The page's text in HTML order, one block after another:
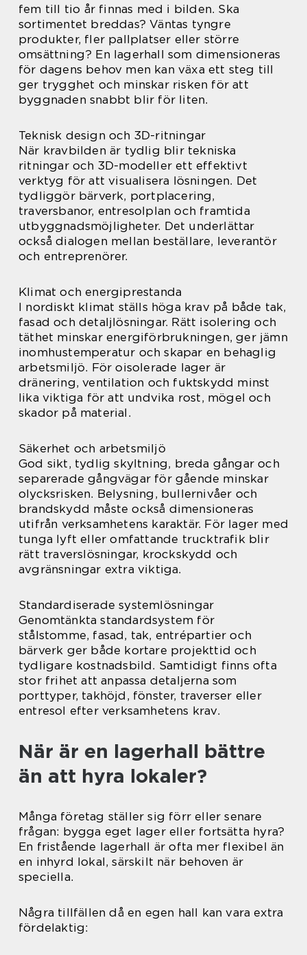
fem till tio år finnas med i bilden. Ska
sortimentet breddas? Väntas tyngre
produkter, fler pallplatser eller större
omsättning? En lagerhall som dimensioneras
för dagens behov men kan växa ett steg till
ger trygghet och minskar risken för att
byggnaden snabbt blir för liten.
Teknisk design och 3D-ritningar
När kravbilden är tydlig blir tekniska
ritningar och 3D-modeller ett effektivt
verktyg för att visualisera lösningen. Det
tydliggör bärverk, portplacering,
traversbanor, entresolplan och framtida
utbyggnadsmöjligheter. Det underlättar
också dialogen mellan beställare, leverantör
och entreprenörer.
Klimat och energiprestanda
I nordiskt klimat ställs höga krav på både tak,
fasad och detaljlösningar. Rätt isolering och
täthet minskar energiförbrukningen, ger jämn
inomhustemperatur och skapar en behaglig
arbetsmiljö. För oisolerade lager är
dränering, ventilation och fuktskydd minst
lika viktiga för att undvika rost, mögel och
skador på material.
Säkerhet och arbetsmiljö
God sikt, tydlig skyltning, breda gångar och
separerade gångvägar för gående minskar
olycksrisken. Belysning, bullernivåer och
brandskydd måste också dimensioneras
utifrån verksamhetens karaktär. För lager med
tunga lyft eller omfattande trucktrafik blir
rätt traverslösningar, krockskydd och
avgränsningar extra viktiga.
Standardiserade systemlösningar
Genomtänkta standardsystem för
stålstomme, fasad, tak, entrépartier och
bärverk ger både kortare projekttid och
tydligare kostnadsbild. Samtidigt finns ofta
stor frihet att anpassa detaljerna som
porttyper, takhöjd, fönster, traverser eller
entresol efter verksamhetens krav.
När är en lagerhall bättre
än att hyra lokaler?
Många företag ställer sig förr eller senare
frågan: bygga eget lager eller fortsätta hyra?
En fristående lagerhall är ofta mer flexibel än
en inhyrd lokal, särskilt när behoven är
speciella.
Några tillfällen då en egen hall kan vara extra
fördelaktig: